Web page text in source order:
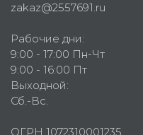
zakaz@2557691.ru
Рабочие дни:
9:00 - 17:00 Пн-Чт
9:00 - 16:00 Пт
Выходной:
Сб.-Вс.
ОГРН 1072310001235